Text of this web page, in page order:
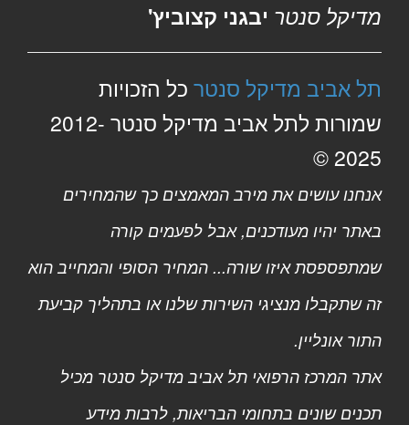
מדיקל סנטר יבגני קצוביץ'
תל אביב מדיקל סנטר כל הזכויות
שמורות לתל אביב מדיקל סנטר 2012-
2025 ©
אנחנו עושים את מירב המאמצים כך שהמחירים
באתר יהיו מעודכנים, אבל לפעמים קורה
שמתפספסת איזו שורה... המחיר הסופי והמחייב הוא
זה שתקבלו מנציגי השירות שלנו או בתהליך קביעת
התור אונליין.
אתר המרכז הרפואי תל אביב מדיקל סנטר מכיל
תכנים שונים בתחומי הבריאות, לרבות מידע